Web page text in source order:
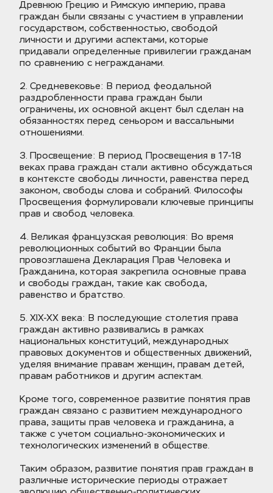
Древнюю Грецию и Римскую империю, права
граждан были связаны с участием в управлении
государством, собственностью, свободой
личности и другими аспектами, которые
придавали определенные привилегии гражданам
по сравнению с негражданами.
2. Средневековье: В период феодальной
раздробленности права граждан были
ограничены, их основной акцент был сделан на
обязанностях перед сеньором и вассальными
отношениями.
3. Просвещение: В период Просвещения в 17-18
веках права граждан стали активно обсуждаться
в контексте свободы личности, равенства перед
законом, свободы слова и собраний. Философы
Просвещения формулировали ключевые принципы
прав и свобод человека.
4. Великая французская революция: Во время
революционных событий во Франции была
провозглашена Декларация Прав Человека и
Гражданина, которая закрепила основные права
и свободы граждан, такие как свобода,
равенство и братство.
5. XIX-XX века: В последующие столетия права
граждан активно развивались в рамках
национальных конституций, международных
правовых документов и общественных движений,
уделяя внимание правам женщин, правам детей,
правам работников и другим аспектам.
Кроме того, современное развитие понятия прав
граждан связано с развитием международного
права, защиты прав человека и гражданина, а
также с учетом социально-экономических и
технологических изменений в обществе.
Таким образом, развитие понятия прав граждан в
различные исторические периоды отражает